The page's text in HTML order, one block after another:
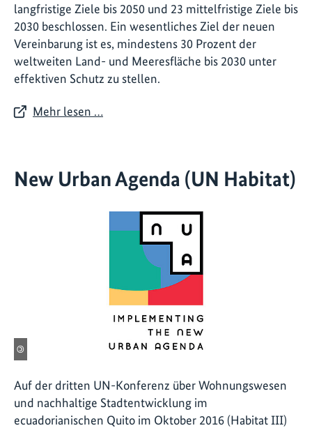
langfristige Ziele bis 2050 und 23 mittelfristige Ziele bis
2030 beschlossen. Ein wesentliches Ziel der neuen
Vereinbarung ist es, mindestens 30 Prozent der
weltweiten Land- und Meeresfläche bis 2030 unter
effektiven Schutz zu stellen.
Mehr lesen …
New Urban Agenda (UN Habitat)
©
Auf der dritten UN-Konferenz über Wohnungswesen
und nachhaltige Stadtentwicklung im
ecuadorianischen Quito im Oktober 2016 (Habitat III)